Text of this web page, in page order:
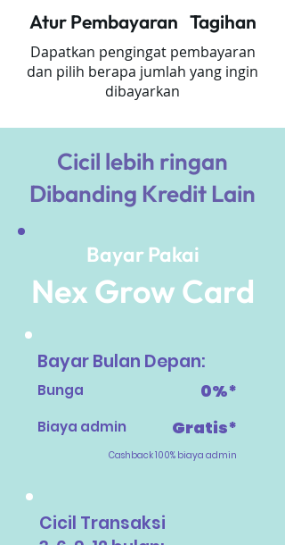
Atur Pembayaran Tagihan
Dapatkan pengingat pembayaran
dan pilih berapa jumlah yang ingin
dibayarkan
Cicil lebih ringan
Dibanding Kredit Lain
Bayar Pakai
Nex Grow Card
Bayar Bulan Depan:
Bunga 0%*
Biaya admin Gratis*
Cashback 100% biaya admin
Cicil Transaksi